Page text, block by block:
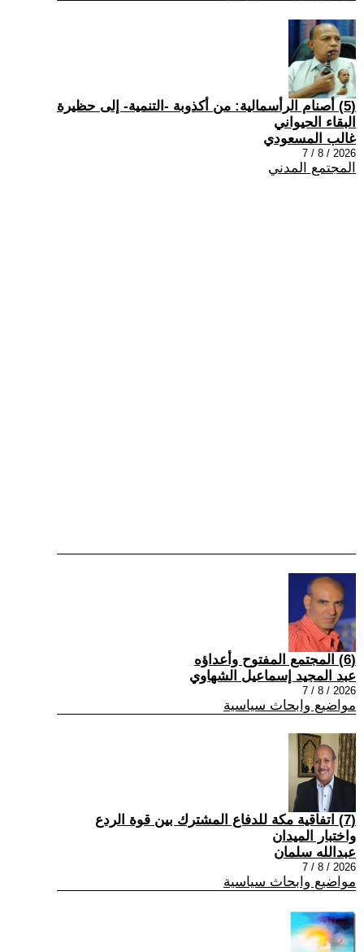
(5) أصنام الرأسمالية: من أكذوبة -التنمية- إلى حظيرة
البقاء الحيواني
غالب المسعودي
2026 / 8 / 7
المجتمع المدني
(6) المجتمع المفتوح وأعداؤه
عبد المجيد إسماعيل الشهاوي
2026 / 8 / 7
مواضيع وابحاث سياسية
(7) اتفاقية مكة للدفاع المشترك بين قوة الردع
واختبار الميدان
عبدالله سلمان
2026 / 8 / 7
مواضيع وابحاث سياسية